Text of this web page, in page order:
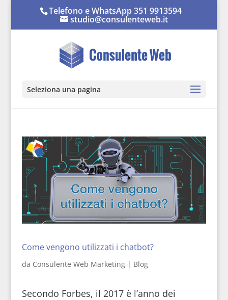
Telefono e WhatsApp 351 9913594
studio@consulenteweb.it
Seleziona una pagina
Come vengono utilizzati i chatbot?
da Consulente Web Marketing| Blog
Secondo Forbes, il 2017 è l’anno dei